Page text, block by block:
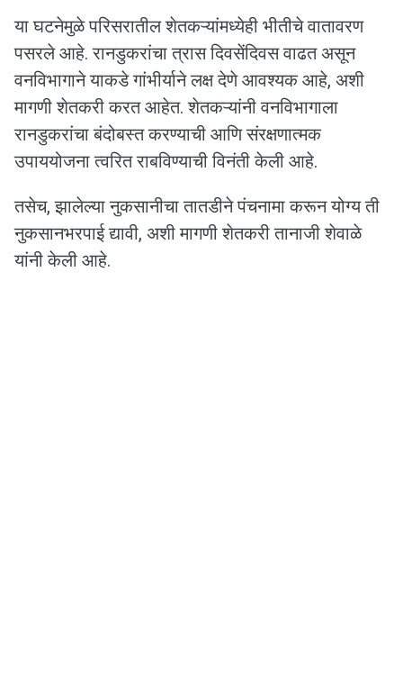
या घटनेमुळे परिसरातील शेतकऱ्यांमध्येही भीतीचे वातावरण
पसरले आहे. रानडुकरांचा त्रास दिवसेंदिवस वाढत असून
वनविभागाने याकडे गांभीर्याने लक्ष देणे आवश्यक आहे, अशी
मागणी शेतकरी करत आहेत. शेतकऱ्यांनी वनविभागाला
रानडुकरांचा बंदोबस्त करण्याची आणि संरक्षणात्मक
उपाययोजना त्वरित राबविण्याची विनंती केली आहे.
तसेच, झालेल्या नुकसानीचा तातडीने पंचनामा करून योग्य ती
नुकसानभरपाई द्यावी, अशी मागणी शेतकरी तानाजी शेवाळे
यांनी केली आहे.